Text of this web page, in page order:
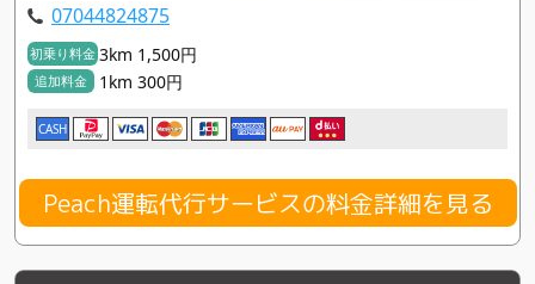
07044824875
初乗り料金 3km 1,500円
追加料金 1km 300円
CASH
Peach運転代行サービスの料金詳細を見る